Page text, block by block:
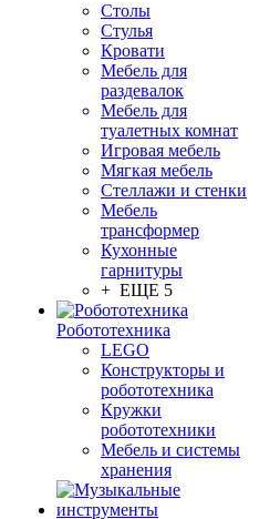
Столы
Cтулья
Кровати
Мебель для
раздевалок
Мебель для
туалетных комнат
Игровая мебель
Мягкая мебель
Стеллажи и стенки
Мебель
трансформер
Кухонные
гарнитуры
+ ЕЩЕ 5
Робототехника
LEGO
Конструкторы и
робототехника
Кружки
робототехники
Мебель и системы
хранения